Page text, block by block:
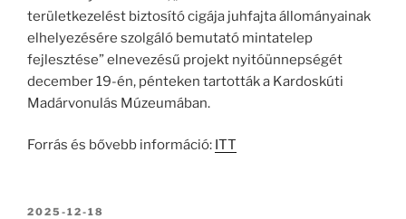
területkezelést biztosító cigája juhfajta állományainak
elhelyezésére szolgáló bemutató mintatelep
fejlesztése” elnevezésű projekt nyitóünnepségét
december 19-én, pénteken tartották a Kardoskúti
Madárvonulás Múzeumában.
Forrás és bővebb információ: ITT
BEKÜLDVE:
2025-12-18